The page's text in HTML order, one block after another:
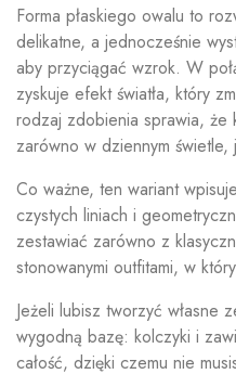
Forma płaskiego owalu to
delikatne, a jednocześnie
aby przyciągać wzrok. W
zyskuje efekt światła, który
rodzaj zdobienia sprawia, że
zarówno w dziennym świetle,
Co ważne, ten wariant
czystych liniach i
zestawiać zarówno z
stonowanymi outfitami, w
Jeżeli lubisz tworzyć własne
wygodną bazę: kolczyki i
całość, dzięki czemu nie